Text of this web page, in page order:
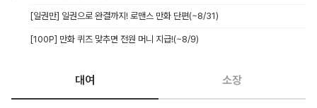
[일권만] 일권으로 완결까지! 로맨스 만화 단편(~8/31)
[100P] 만화 퀴즈 맞추면 전원 머니 지급!(~8/9)
대여 소장